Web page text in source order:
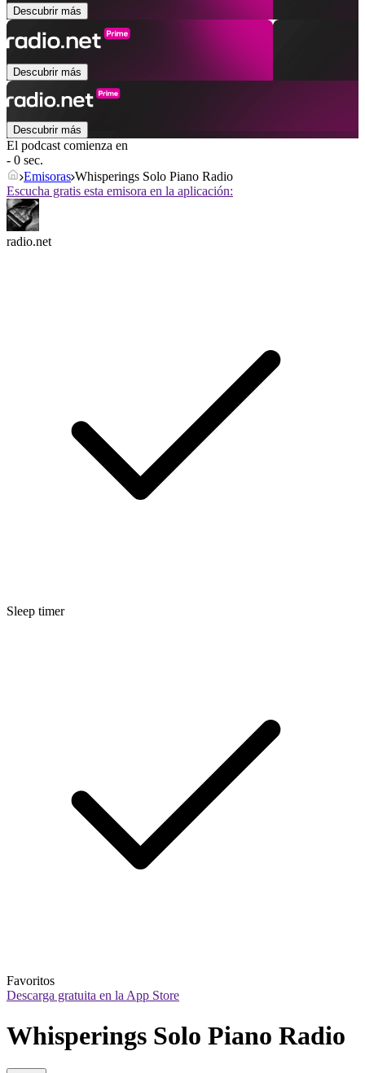
Descubrir más
Descubrir más
Descubrir más
El podcast comienza en
- 0 sec.
Emisoras Whisperings Solo Piano Radio
Escucha gratis esta emisora en la aplicación:
radio.net
Sleep timer
Favoritos
Descarga gratuita en la App Store
Whisperings Solo Piano Radio